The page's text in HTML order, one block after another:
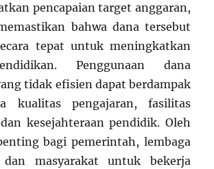
pencapaian target anggaran,
bahwa dana tersebut
tepat untuk meningkatkan
Penggunaan dana
tidak efisien dapat berdampak
kualitas pengajaran, fasilitas
kesejahteraan pendidik. Oleh
bagi pemerintah, lembaga
dan masyarakat untuk bekerja